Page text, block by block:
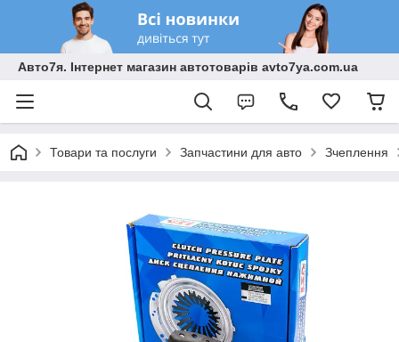
Авто7я. Інтернет магазин автотоварів avto7ya.com.ua
Товари та послуги Запчастини для авто Зчеплення